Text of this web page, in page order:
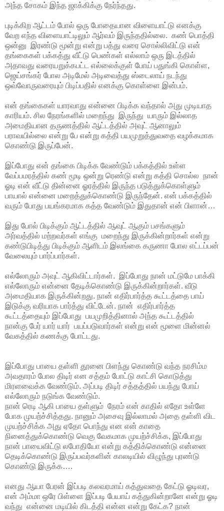
அந்த சோகம் இந்த ஜாக்கிக்கு நேர்ந்தது.
புடிக்கிற ஆட்டம் போல் ஒரு போதையான விளையாட்டு எனக்கு
வேற எந்த விளையாட்டிலும் ஆர்வம் இருந்ததில்லை. கண் பொத்தி
ஒன்னு இரண்டு மூன்று என்று பத்து வரை சொல்லிவிட்டு என்
தங்கைகள் பக்கத்து வீட்டு பெண்கள் எல்லாம் ஒரு இடத்தில்
அதாவது வரையறுக்கபட்ட எல்லைக்குள் போய் பதுங்கி கொள்ள,
ஜெய்சங்கர் போல அடிமேல் அடிவைத்து ஸ்டைலாய் நடந்து
ஒவ்வோருவரையும் பிடிப்பதில் எனக்கு கொள்ளை இன்பம்.
என் தங்கைகள் யாரவாது என்னை பிடிக்க வந்தால் அது முடியாத
காரியம். சில நேரங்களில் மறைந்து இருந்து யாரும் இல்லாத
அமைதியான தருணத்தில் ஆட்டத்தில் அவுட் ஆனாலும்
பராவயில்லை என்று பே என்று கத்தி பயமுறுத்துவதை வழக்கமாக
கொண்டு இருப்பேன்.
இப்போது என் தங்கை பிடிக்க வேண்டும் பக்கத்தில் உள்ள
வேப்பமரத்தில் கண் மூடி ஒன்று ரெண்டு என்று கத்தி சொல்ல நான்
ஓடி என் வீட்டு தின்னை ஓரத்தில் இருந்த படுத்துக்கொள்ளும்
பாயால் என்னை மறைத்துக்கொண்டு இருந்தேன். என் பக்கத்தில்
வரும் போது பயங்கரமாக கத்த வேண்டும் இதுதான் என் பிளான்…
இது போல் பிடிக்கும் ஆட்டத்தில் ஆவுட் ஆகும் பசங்களும்
அர்வத்தில் மற்றவர்கள் எங்கு மறைந்து இருக்கின்றார்கள் என்று
கண்டுபிடித்து பிடிக்கும் ஆளிடம் இலங்கை கருணா போல எட்டப்பன்
வேலையும் பார்ப்பார்கள்.
எல்லோரும் அவுட் ஆகிவிட்டார்கள். இப்போது நான் மட்டுமே பாக்கி
எல்லோரும் என்னை தேடிக்கொண்டு இருக்கின்றார்கள். வீடு
அமைதியாக இருக்கின்றது. நான் எதிர்பார்த்த கூட்டத்தை பாய்
இடுக்கு வரியாக பார்த்து விட்டேன். நான் எதிர்பார்த்த
கூட்டத்தையும் இப்போது பயமுறித்தினால் அந்த கூட்டத்தில்
நான்கு பேர் யார் யார் பயப்படுவார்கள் என்று என் மூளை மின்னல்
வேகத்தில் கணக்கு போட்டது.
இப்போது பாயை தள்ளி தூனை பிளந்து கொண்டு வந்த நரசிம்ம
அவதாரம் போல திடிர் என சத்தம் போட்டு காட்சி கொடுத்து
மிரளவைக்க வேண்டும். அப்படி திடிர் சத்தத்தில் பயந்து போய்
எல்லோரும் நடுங்க வேண்டும்.
நான் ரெடி ஆகி பாயை தள்ளும் நேரம் என் காதில் எதோ உள்ளே
போக முயற்ச்சித்தது. நானும் அசைவு இல்லாமல் அதை தள்ளி விட
முயற்ச்சிக்க அது ஏதோ பொந்து என என் காதை
நினைத்துக்கொண்டு வெகு வேகமாக முயற்ச்சிக்க, இப்போது
நான் பாயைவிட்டு லபோதியோ என்று கத்திக்கொண்டு என்னை
தெடிக்கொண்டு இருப்பவர்களின் காலடியில் விழுந்து புரண்டு
கொண்டு இருக்க….
எனது ஆயா பேரன் இப்படி கலவரமாய் கத்துவதை கேட்டு ஓடிவர,
என் அம்மா ஒரே பிள்ளை இப்படி பேயாய் கத்துகின்றானே என்று ஓடி
வந்து என்னை மடியில் கிடத்தி என்ன என்று கேட்க? நான்